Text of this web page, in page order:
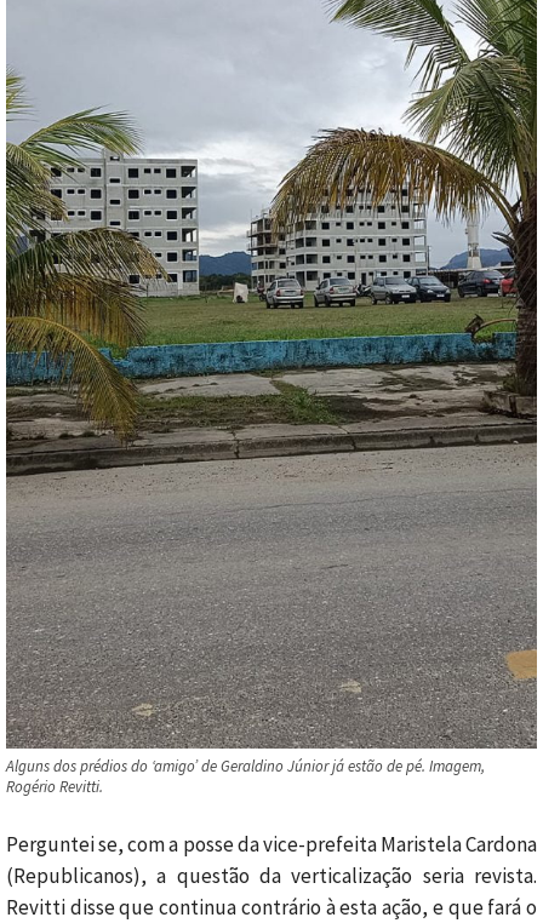
Alguns dos prédios do ‘amigo’ de Geraldino Júnior já estão de pé. Imagem,
Rogério Revitti.
Perguntei se, com a posse da vice-prefeita Maristela Cardona
(Republicanos), a questão da verticalização seria revista.
Revitti disse que continua contrário à esta ação, e que fará o